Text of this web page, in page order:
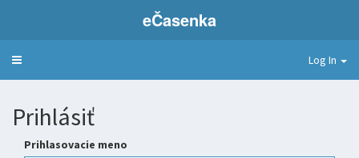
eČasenka
Toggle
Log In
Prihlásiť
Prihlasovacie meno